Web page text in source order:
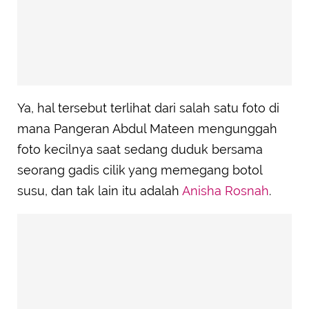
Ya, hal tersebut terlihat dari salah satu foto di
mana Pangeran Abdul Mateen mengunggah
foto kecilnya saat sedang duduk bersama
seorang gadis cilik yang memegang botol
susu, dan tak lain itu adalah Anisha Rosnah.